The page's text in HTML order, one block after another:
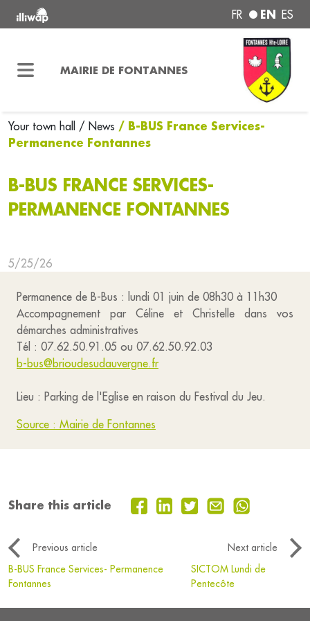
FR EN ES
MAIRIE DE FONTANNES
Your town hall / News / B-BUS France Services-
Permanence Fontannes
B-BUS FRANCE SERVICES-
PERMANENCE FONTANNES
5/25/26
Permanence de B-Bus : lundi 01 juin de 08h30 à 11h30
Accompagnement par Céline et Christelle dans vos
démarches administratives
Tél : 07.62.50.91.05 ou 07.62.50.92.03
b-bus@brioudesudauvergne.fr
Lieu : Parking de l'Eglise en raison du Festival du Jeu.
Source : Mairie de Fontannes
Share this article
Previous article
Next article
B-BUS France Services- Permanence
Fontannes
SICTOM Lundi de
Pentecôte